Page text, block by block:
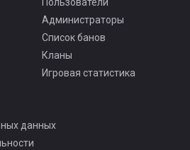
Пользователи
Администраторы
Список банов
Кланы
Игровая статистика
данных